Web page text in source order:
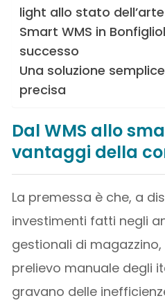
light allo stato dell’arte
Smart WMS in
successo
Una soluzione
precisa
Dal WMS allo
vantaggi della
La premessa è che, a
investimenti fatti negli
gestionali di
prelievo manuale degli
gravano delle